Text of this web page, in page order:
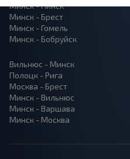
Минск - Пинск
Минск - Брест
Минск - Гомель
Минск - Бобруйск
Вильнюс - Минск
Полоцк - Рига
Москва - Брест
Минск - Вильнюс
Минск - Варшава
Минск - Москва